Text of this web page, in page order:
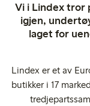
Vi i Lindex tror
igjen,
laget for
Lindex er et av
butikker i 17